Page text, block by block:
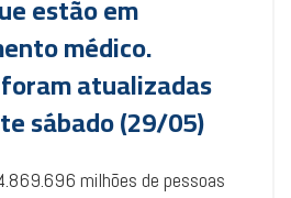
estão em
médico.
atualizadas
sábado (29/05)
milhões de pessoas